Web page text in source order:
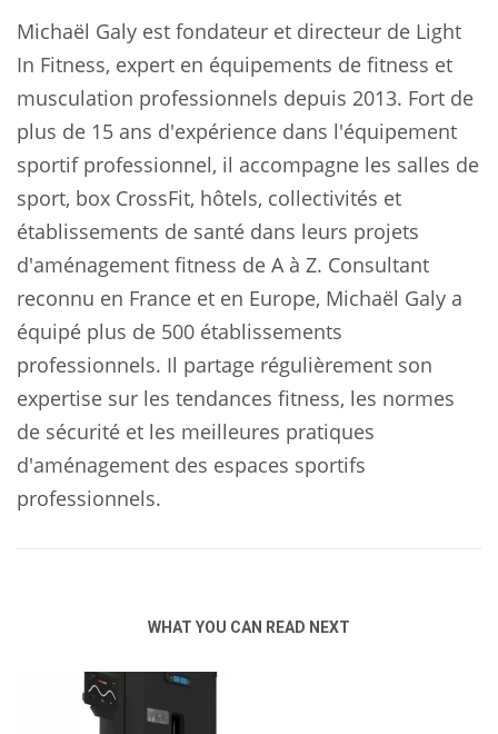
Michaël Galy est fondateur et directeur de Light
In Fitness, expert en équipements de fitness et
musculation professionnels depuis 2013. Fort de
plus de 15 ans d'expérience dans l'équipement
sportif professionnel, il accompagne les salles de
sport, box CrossFit, hôtels, collectivités et
établissements de santé dans leurs projets
d'aménagement fitness de A à Z. Consultant
reconnu en France et en Europe, Michaël Galy a
équipé plus de 500 établissements
professionnels. Il partage régulièrement son
expertise sur les tendances fitness, les normes
de sécurité et les meilleures pratiques
d'aménagement des espaces sportifs
professionnels.
WHAT YOU CAN READ NEXT